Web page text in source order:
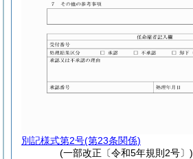
別記様式第2号(第23条関係)
(一部改正〔令和5年規則2号〕)